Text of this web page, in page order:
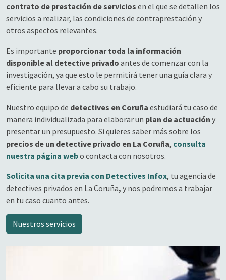
contrato de prestación de servicios en el que se detallen los
servicios a realizar, las condiciones de contraprestación y
otros aspectos relevantes.
Es importante proporcionar toda la información
disponible al detective privado antes de comenzar con la
investigación, ya que esto le permitirá tener una guía clara y
eficiente para llevar a cabo su trabajo.
Nuestro equipo de detectives en Coruña estudiará tu caso de
manera individualizada para elaborar un plan de actuación y
presentar un presupuesto. Si quieres saber más sobre los
precios de un detective privado en La Coruña, consulta
nuestra página webo contacta con nosotros.
Solicita una cita previa con Detectives Infox, tu agencia de
detectives privados en La Coruña, y nos podremos a trabajar
en tu caso cuanto antes.
Nuestros servicios